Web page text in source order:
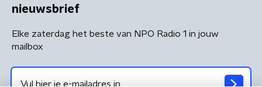
nieuwsbrief
Elke zaterdag het beste van NPO Radio 1 in jouw
mailbox